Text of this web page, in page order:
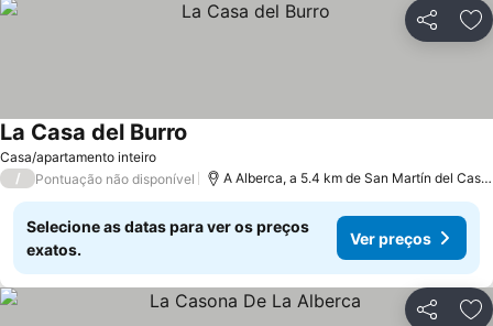
Partilhar
Casa/apartamento inteiro
La Casa del Burro
/ Pontuação não disponível A Alberca, a 5.4 km de San Martín del
Selecione as datas para ver os preços
exatos.
Ver preços
Partilhar